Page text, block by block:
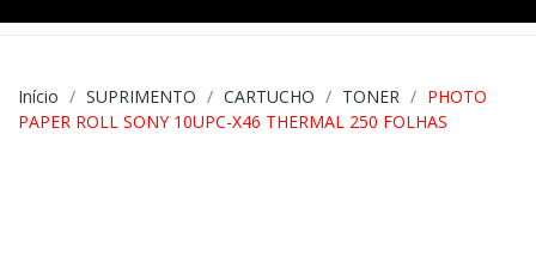
Início SUPRIMENTO CARTUCHO TONER
PHOTO
PAPER ROLL SONY 10UPC-X46 THERMAL 250 FOLHAS